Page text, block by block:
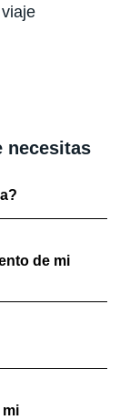
necesitas
de mi
mi